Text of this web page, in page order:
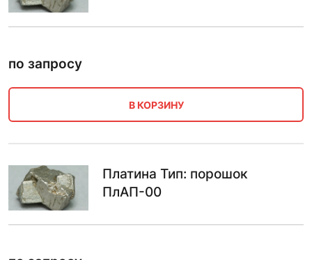
по запросу
В КОРЗИНУ
Платина Тип: порошок
ПлАП-00